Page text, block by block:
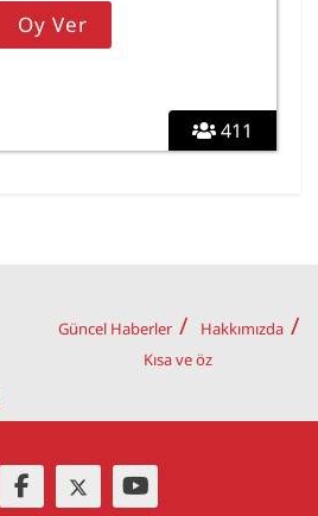
411
Güncel Haberler
Hakkımızda
Kısa ve öz